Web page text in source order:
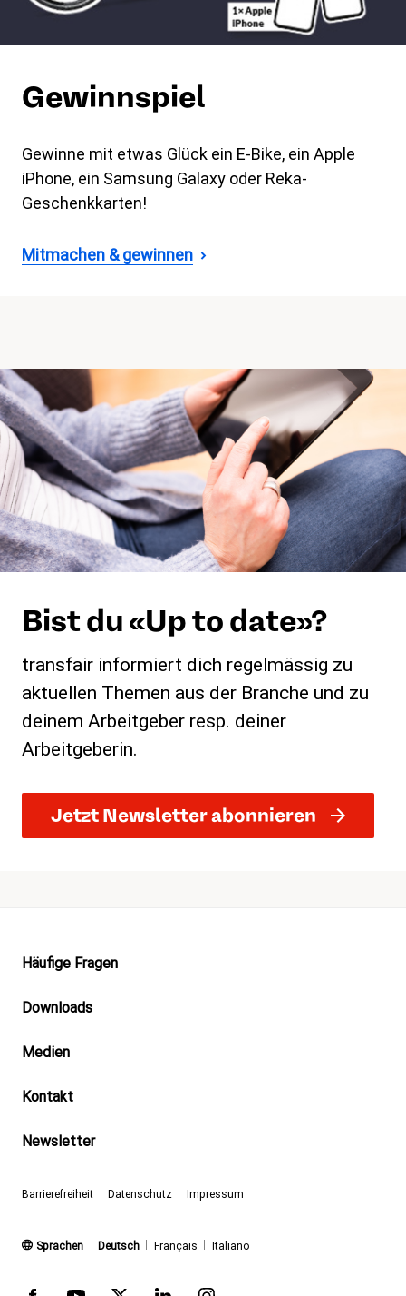
Gewinnspiel
Gewinne mit etwas Glück ein E-Bike, ein Apple
iPhone, ein Samsung Galaxy oder Reka-
Geschenkkarten!
Mitmachen & gewinnen
Bist du «Up to date»?
transfair informiert dich regelmässig zu
aktuellen Themen aus der Branche und zu
deinem Arbeitgeber resp. deiner
Arbeitgeberin.
Jetzt Newsletter abonnieren
Footer
Häufige Fragen
Downloads
Medien
Kontakt
Newsletter
Barrierefreiheit Datenschutz Impressum
Sprachen Deutsch
(aktiv)
Français Italiano